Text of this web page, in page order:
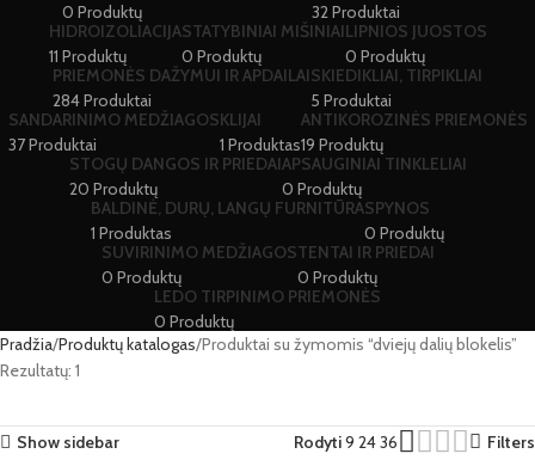
0 Produktų
32 Produktai
HIDROIZOLIACIJA
11 Produktų
STATYBINIAI MIŠINIAI
0 Produktų
LIPNIOS JUOSTOS
0 Produktų
PRIEMONĖS DAŽYMUI IR APDAILAI
284 Produktai
SKIEDIKLIAI, TIRPIKLIAI
5 Produktai
SANDARINIMO MEDŽIAGOS
37 Produktai
KLIJAI
1 Produktas
ANTIKOROZINĖS PRIEMONĖS
19 Produktų
STOGŲ DANGOS IR PRIEDAI
20 Produktų
APSAUGINIAI TINKLELIAI
0 Produktų
BALDINĖ, DURŲ, LANGŲ FURNITŪRA
1 Produktas
SPYNOS
0 Produktų
SUVIRINIMO MEDŽIAGOS
0 Produktų
TENTAI IR PRIEDAI
0 Produktų
LEDO TIRPINIMO PRIEMONĖS
0 Produktų
Pradžia Produktų katalogas Produktai su žymomis “dviejų dalių blokelis”
Rezultatų: 1
Show sidebar Rodyti9 2436 Filters